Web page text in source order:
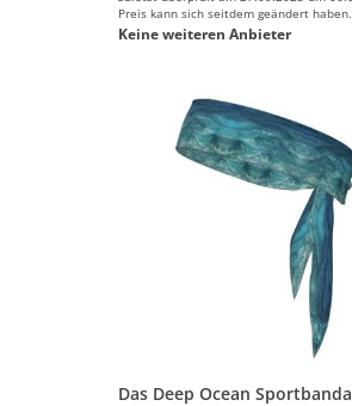
Preis kann sich seitdem geändert haben.
Keine weiteren Anbieter